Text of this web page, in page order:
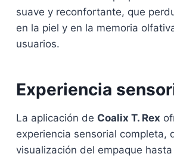
suave y reconfortante, que
en la piel y en la memoria
usuarios.
Experiencia
La aplicación de Coalix T. Rex
experiencia sensorial completa,
visualización del empaque